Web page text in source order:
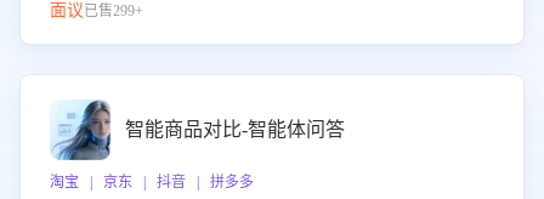
面议已售299+
智能商品对比-智能体问答
淘宝 | 京东 | 抖音 | 拼多多